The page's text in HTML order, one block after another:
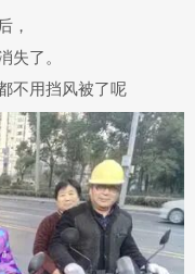
，
失了。
不用挡风被了呢